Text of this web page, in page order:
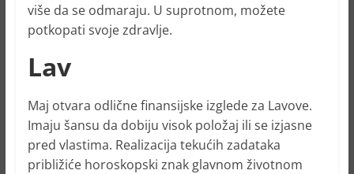
više da se odmaraju. U suprotnom, možete
potkopati svoje zdravlje.
Lav
Maj otvara odlične finansijske izglede za Lavove.
Imaju šansu da dobiju visok položaj ili se izjasne
pred vlastima. Realizacija tekućih zadataka
približiće horoskopski znak glavnom životnom